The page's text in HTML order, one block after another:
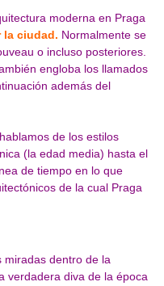
moderna en Praga
la ciudad. Normalmente se
o incluso posteriores.
engloba los llamados
además del
de los estilos
(la edad media) hasta el
de tiempo en lo que
de la cual Praga
miradas dentro de la
verdadera diva de la época